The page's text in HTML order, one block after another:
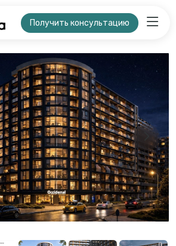
Получить консультацию